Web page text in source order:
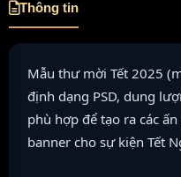
Thông tin
Mẫu thư mời Tết 2025
định dạng PSD, dung
phù hợp để tạo ra các
banner cho sự kiện Tết